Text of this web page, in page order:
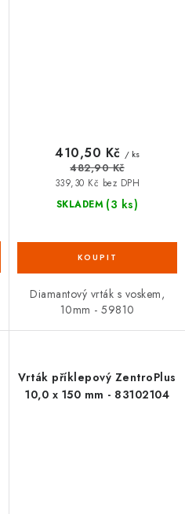
SKLADEM (3 ks)
339,30 Kč bez DPH
410,50 Kč / ks
482,90 Kč
Diamantový vrták s voskem,
10mm - 59810
Vrták příklepový ZentroPlus
10,0 x 150 mm - 83102104